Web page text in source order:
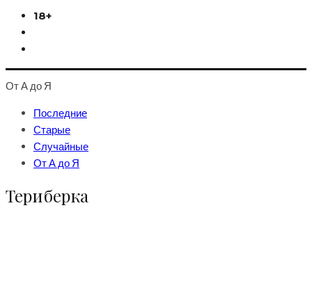
18+
От А до Я
Последние
Старые
Случайные
От А до Я
Териберка